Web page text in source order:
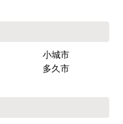
小城市
多久市